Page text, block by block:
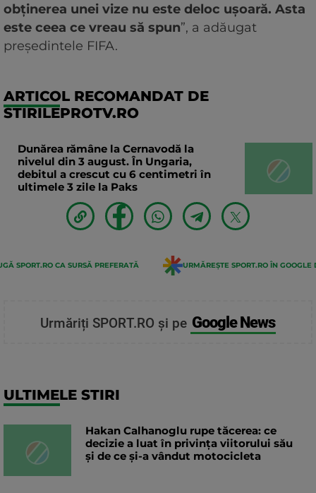
obținerea unei vize nu este deloc ușoară. Asta
este ceea ce vreau să spun”, a adăugat
președintele FIFA.
ARTICOL RECOMANDAT DE
STIRILEPROTV.RO
Dunărea rămâne la Cernavodă la
nivelul din 3 august. În Ungaria,
debitul a crescut cu 6 centimetri în
ultimele 3 zile la Paks
SPORT.RO CA SURSĂ PREFERATĂ URMĂREȘTE SPORT.RO ÎN GOOGLE
Urmăriți SPORT.RO și pe Google News
ULTIMELE STIRI
Hakan Calhanoglu rupe tăcerea: ce
decizie a luat în privința viitorului său
și de ce și-a vândut motocicleta